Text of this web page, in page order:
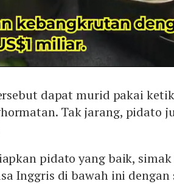
dapat murid pakai
Tak jarang, pidato
pidato yang baik,
Inggris di bawah ini dengan